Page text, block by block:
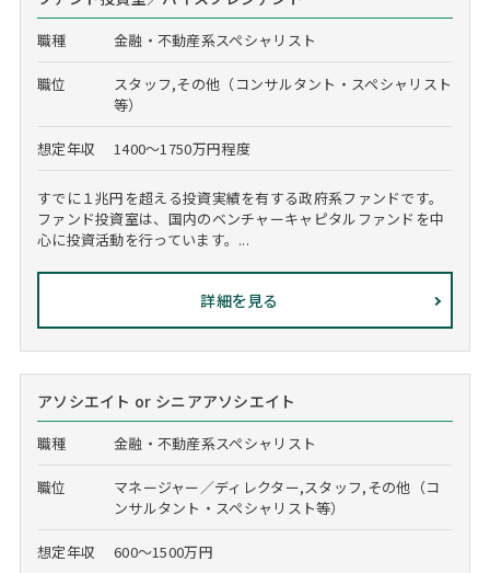
職種 金融・不動産系スペシャリスト
職位
スタッフ,その他（コンサルタント・スペシャリスト
等）
想定年収 1400～1750万円程度
すでに１兆円を超える投資実績を有する政府系ファンドです。
ファンド投資室は、国内のベンチャーキャピタルファンドを中
心に投資活動を行っています。...
詳細を見る
アソシエイト or シニアアソシエイト
職種 金融・不動産系スペシャリスト
職位
マネージャー／ディレクター,スタッフ,その他（コ
ンサルタント・スペシャリスト等）
想定年収 600～1500万円